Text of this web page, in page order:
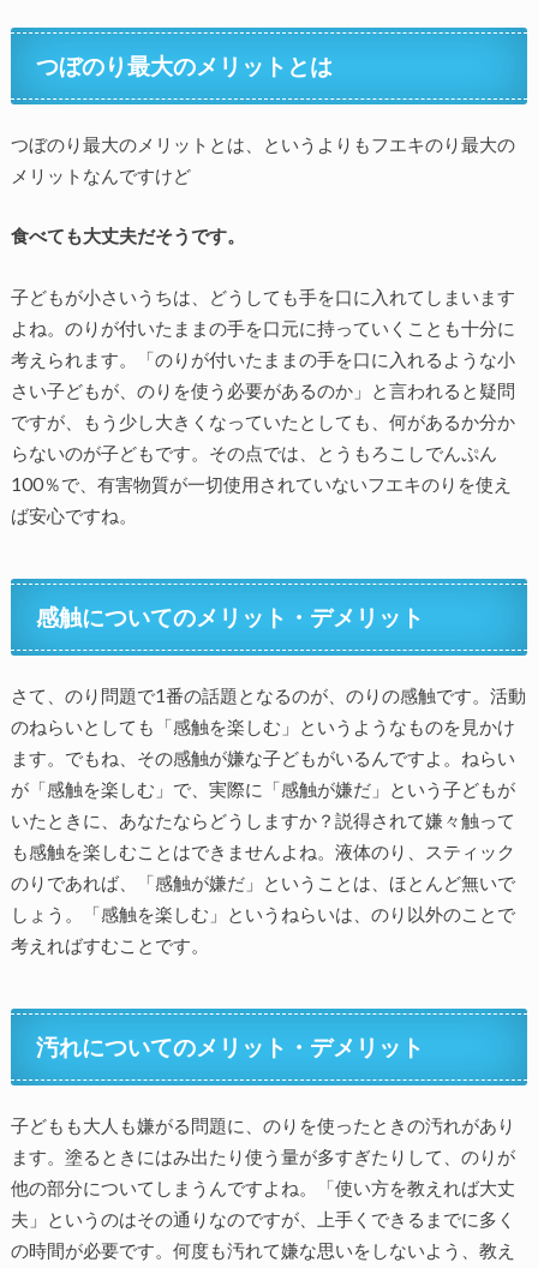
つぼのり最大のメリットとは
つぼのり最大のメリットとは、というよりもフエキのり最大の
メリットなんですけど
食べても大丈夫だそうです。
子どもが小さいうちは、どうしても手を口に入れてしまいます
よね。のりが付いたままの手を口元に持っていくことも十分に
考えられます。「のりが付いたままの手を口に入れるような小
さい子どもが、のりを使う必要があるのか」と言われると疑問
ですが、もう少し大きくなっていたとしても、何があるか分か
らないのが子どもです。その点では、とうもろこしでんぷん
100％で、有害物質が一切使用されていないフエキのりを使え
ば安心ですね。
感触についてのメリット・デメリット
さて、のり問題で1番の話題となるのが、のりの感触です。活動
のねらいとしても「感触を楽しむ」というようなものを見かけ
ます。でもね、その感触が嫌な子どもがいるんですよ。ねらい
が「感触を楽しむ」で、実際に「感触が嫌だ」という子どもが
いたときに、あなたならどうしますか？説得されて嫌々触って
も感触を楽しむことはできませんよね。液体のり、スティック
のりであれば、「感触が嫌だ」ということは、ほとんど無いで
しょう。「感触を楽しむ」というねらいは、のり以外のことで
考えればすむことです。
汚れについてのメリット・デメリット
子どもも大人も嫌がる問題に、のりを使ったときの汚れがあり
ます。塗るときにはみ出たり使う量が多すぎたりして、のりが
他の部分についてしまうんですよね。「使い方を教えれば大丈
夫」というのはその通りなのですが、上手くできるまでに多く
の時間が必要です。何度も汚れて嫌な思いをしないよう、教え